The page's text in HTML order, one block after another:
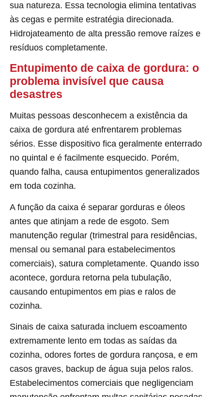
sua natureza. Essa tecnologia elimina tentativas
às cegas e permite estratégia direcionada.
Hidrojateamento de alta pressão remove raízes e
resíduos completamente.
Entupimento de caixa de gordura: o
problema invisível que causa
desastres
Muitas pessoas desconhecem a existência da
caixa de gordura até enfrentarem problemas
sérios. Esse dispositivo fica geralmente enterrado
no quintal e é facilmente esquecido. Porém,
quando falha, causa entupimentos generalizados
em toda cozinha.
A função da caixa é separar gorduras e óleos
antes que atinjam a rede de esgoto. Sem
manutenção regular (trimestral para residências,
mensal ou semanal para estabelecimentos
comerciais), satura completamente. Quando isso
acontece, gordura retorna pela tubulação,
causando entupimentos em pias e ralos de
cozinha.
Sinais de caixa saturada incluem escoamento
extremamente lento em todas as saídas da
cozinha, odores fortes de gordura rançosa, e em
casos graves, backup de água suja pelos ralos.
Estabelecimentos comerciais que negligenciam